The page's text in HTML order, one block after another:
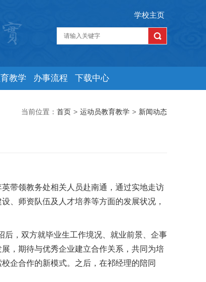
学校主页
教学 办事流程 下载中心
当前位置： 首页 > 运动员教育教学 > 新闻动态
带领教务处相关人员赴南通，通过实地走访
、师资队伍及人才培养等方面的发展状况，
后，双方就毕业生工作境况、就业前景、企事
，期待与优秀企业建立合作关系，共同为培
企合作的新模式。之后，在祁经理的陪同